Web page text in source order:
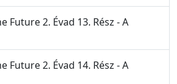
Future 2. Évad 13. Rész - A
Future 2. Évad 14. Rész - A